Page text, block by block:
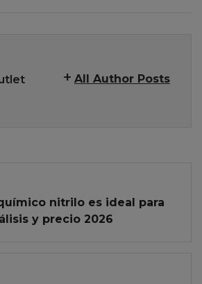
All Author Posts
nitrilo es ideal para
y precio 2026